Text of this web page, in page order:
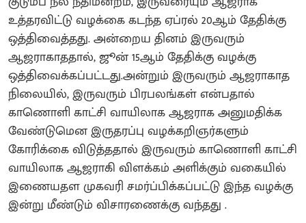
உத்தரவிட்டு வழக்கை கடந்த ஏப்ரல் 20ஆம் தேதிக்கு
ஒத்திவைத்தது. அன்றைய தினம் இருவரும்
ஆஜராகாததால், ஜூன் 15ஆம் தேதிக்கு வழக்கு
ஒத்திவைக்கப்பட்டது.அன்றும் இருவரும் ஆஜராகாத
நிலையில், இருவரும் பிரபலங்கள் என்பதால்
காணொளி காட்சி வாயிலாக ஆஜராக அனுமதிக்க
வேண்டுமென இருதரப்பு வழக்கறிஞர்களும்
கோரிக்கை விடுத்ததால் இருவரும் காணொளி காட்சி
வாயிலாக ஆஜராகி விளக்கம் அளிக்கும் வகையில்
இணையதள முகவரி சமர்ப்பிக்கப்பட்டு இந்த வழக்கு
இன்று மீண்டும் விசாரணைக்கு வந்தது .